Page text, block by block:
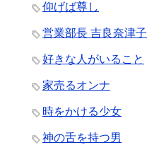
仰げば尊し
営業部長 吉良奈津子
好きな人がいること
家売るオンナ
時をかける少女
神の舌を持つ男